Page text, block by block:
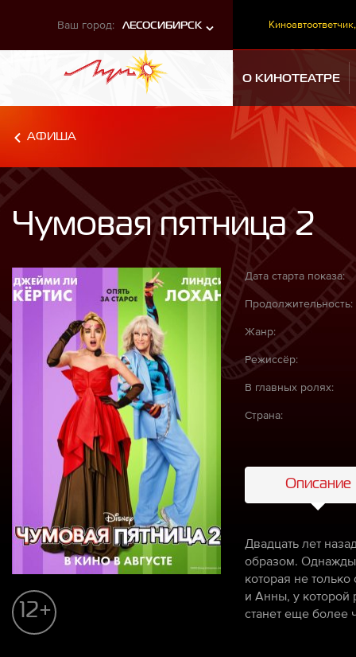
Ваш город: ЛЕСОСИБИРСК Киноавтоответчик,
О КИНОТЕАТРЕ
АФИША
Чумовая пятница 2
12+
Дата старта показа:
Продолжительность:
Жанр:
Режиссёр:
В главных ролях:
Страна:
Описание
Двадцать лет
образом. Однажды
которая не
и Анны, у которой
станет еще более